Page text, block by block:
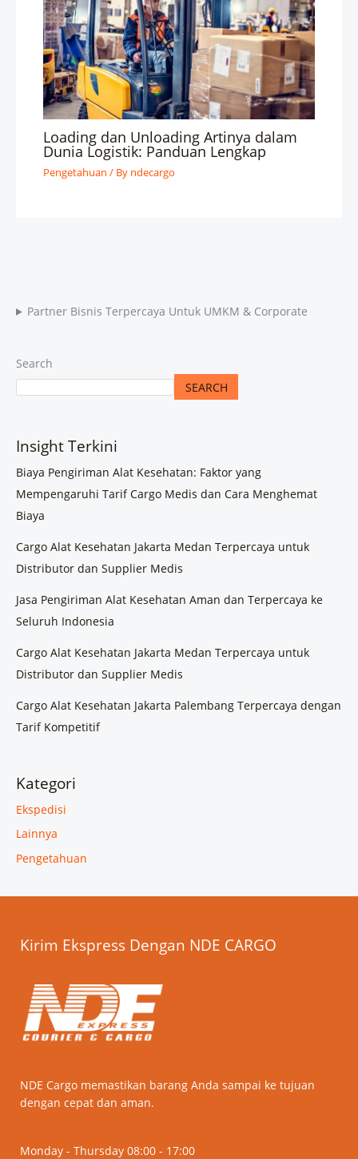
Loading dan Unloading Artinya dalam
Dunia Logistik: Panduan Lengkap
Pengetahuan / By ndecargo
Partner Bisnis Terpercaya Untuk UMKM & Corporate
Search
SEARCH
Insight Terkini
Biaya Pengiriman Alat Kesehatan: Faktor yang
Mempengaruhi Tarif Cargo Medis dan Cara Menghemat
Biaya
Cargo Alat Kesehatan Jakarta Medan Terpercaya untuk
Distributor dan Supplier Medis
Jasa Pengiriman Alat Kesehatan Aman dan Terpercaya ke
Seluruh Indonesia
Cargo Alat Kesehatan Jakarta Medan Terpercaya untuk
Distributor dan Supplier Medis
Cargo Alat Kesehatan Jakarta Palembang Terpercaya dengan
Tarif Kompetitif
Kategori
Ekspedisi
Lainnya
Pengetahuan
Kirim Ekspress Dengan NDE CARGO
NDE Cargo memastikan barang Anda sampai ke tujuan
dengan cepat dan aman.
Monday - Thursday 08:00 - 17:00